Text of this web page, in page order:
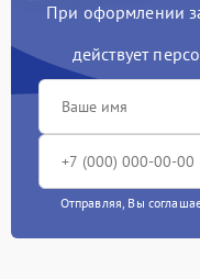
При оформлении
действует
Отправляя, Вы